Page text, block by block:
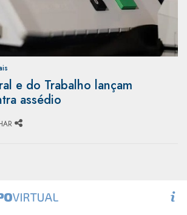
e do Trabalho lançam
assédio